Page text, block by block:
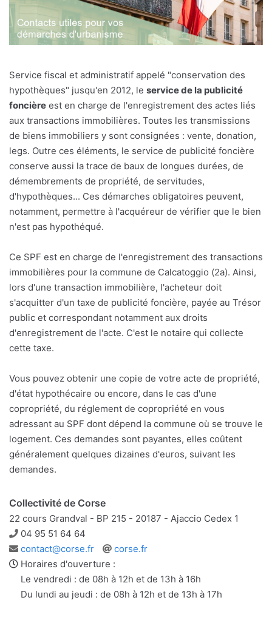
Service fiscal et administratif appelé "conservation des
hypothèques" jusqu'en 2012, le service de la publicité
foncière est en charge de l'enregistrement des actes liés
aux transactions immobilières. Toutes les transmissions
de biens immobiliers y sont consignées : vente, donation,
legs. Outre ces éléments, le service de publicité foncière
conserve aussi la trace de baux de longues durées, de
démembrements de propriété, de servitudes,
d'hypothèques... Ces démarches obligatoires peuvent,
notamment, permettre à l'acquéreur de vérifier que le bien
n'est pas hypothéqué.
Ce SPF est en charge de l'enregistrement des transactions
immobilières pour la commune de Calcatoggio (2a). Ainsi,
lors d'une transaction immobilière, l'acheteur doit
s'acquitter d'un taxe de publicité foncière, payée au Trésor
public et correspondant notamment aux droits
d'enregistrement de l'acte. C'est le notaire qui collecte
cette taxe.
Vous pouvez obtenir une copie de votre acte de propriété,
d'état hypothécaire ou encore, dans le cas d'une
copropriété, du réglement de copropriété en vous
adressant au SPF dont dépend la commune où se trouve le
logement. Ces demandes sont payantes, elles coûtent
généralement quelques dizaines d'euros, suivant les
demandes.
Collectivité de Corse
22 cours Grandval - BP 215 - 20187 - Ajaccio Cedex 1
Téléphone
04 95 51 64 64
Adresse
e-
mail
contact@corse.fr
Site
web
corse.fr
Horaires d'ouverture :
Le vendredi : de 08h à 12h et de 13h à 16h
Du lundi au jeudi : de 08h à 12h et de 13h à 17h